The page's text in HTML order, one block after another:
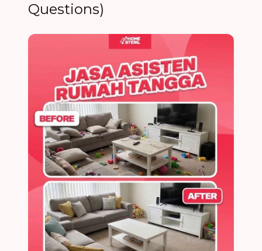
Questions)